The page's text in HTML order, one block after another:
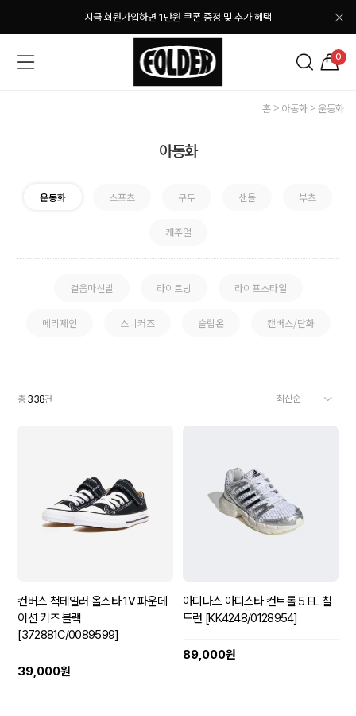
지금 회원가입하면 1만원 쿠폰 증정 및 추가 혜택
0
홈 아동화 운동화
아동화
운동화 스포츠 구두 샌들 부츠
캐주얼
걸음마신발 라이트닝 라이프스타일
메리제인 스니커즈 슬립온 캔버스/단화
총 338건
컨버스 척테일러 올스타 1V 파운데
이션 키즈 블랙
[372881C/0089599]
39,000원
아디다스 아디스타 컨트롤 5 EL 칠
드런 [KK4248/0128954]
89,000원